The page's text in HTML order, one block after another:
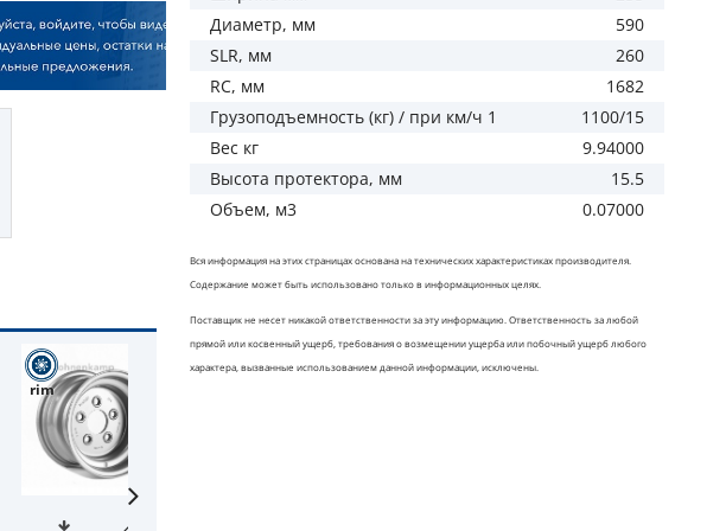
Диаметр, мм
590
SLR, мм
260
RC, мм
1682
Грузоподъемность (кг) / при км/ч 1
1100/15
Вес кг
9.94000
Высота протектора, мм
15.5
Объем, м3
0.07000
Вся информация на этих страницах основана на технических характеристиках производителя.
Содержание может быть использовано только в информационных целях.
Поставщик не несет никакой ответственности за эту информацию. Ответственность за любой
прямой или косвенный ущерб, требования о возмещении ущерба или побочный ущерб любого
характера, вызванные использованием данной информации, исключены.